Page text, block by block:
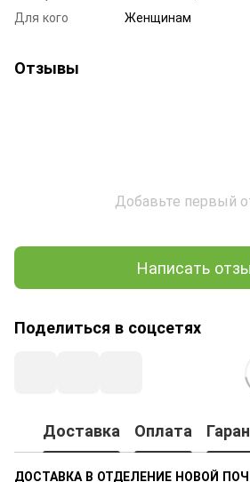
Для кого
Женщинам
Отзывы
Добавьте первый
Написать
Поделиться в соцсетях
Доставка Оплата
ДОСТАВКА В ОТДЕЛЕНИЕ НОВОЙ